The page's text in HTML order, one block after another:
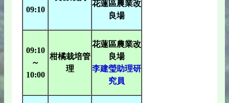
09:10
花蓮區農業改
良場
09:10
～
10:00
柑橘栽培管
理
花蓮區農業改
良場
李建瑩助理研
究員